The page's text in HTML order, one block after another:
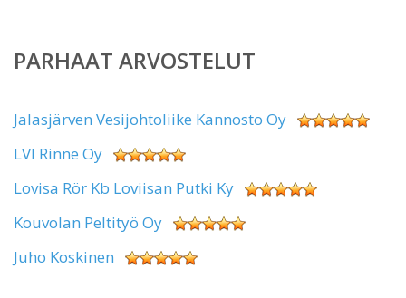
PARHAAT ARVOSTELUT
Jalasjärven Vesijohtoliike Kannosto Oy
LVI Rinne Oy
Lovisa Rör Kb Loviisan Putki Ky
Kouvolan Peltityö Oy
Juho Koskinen